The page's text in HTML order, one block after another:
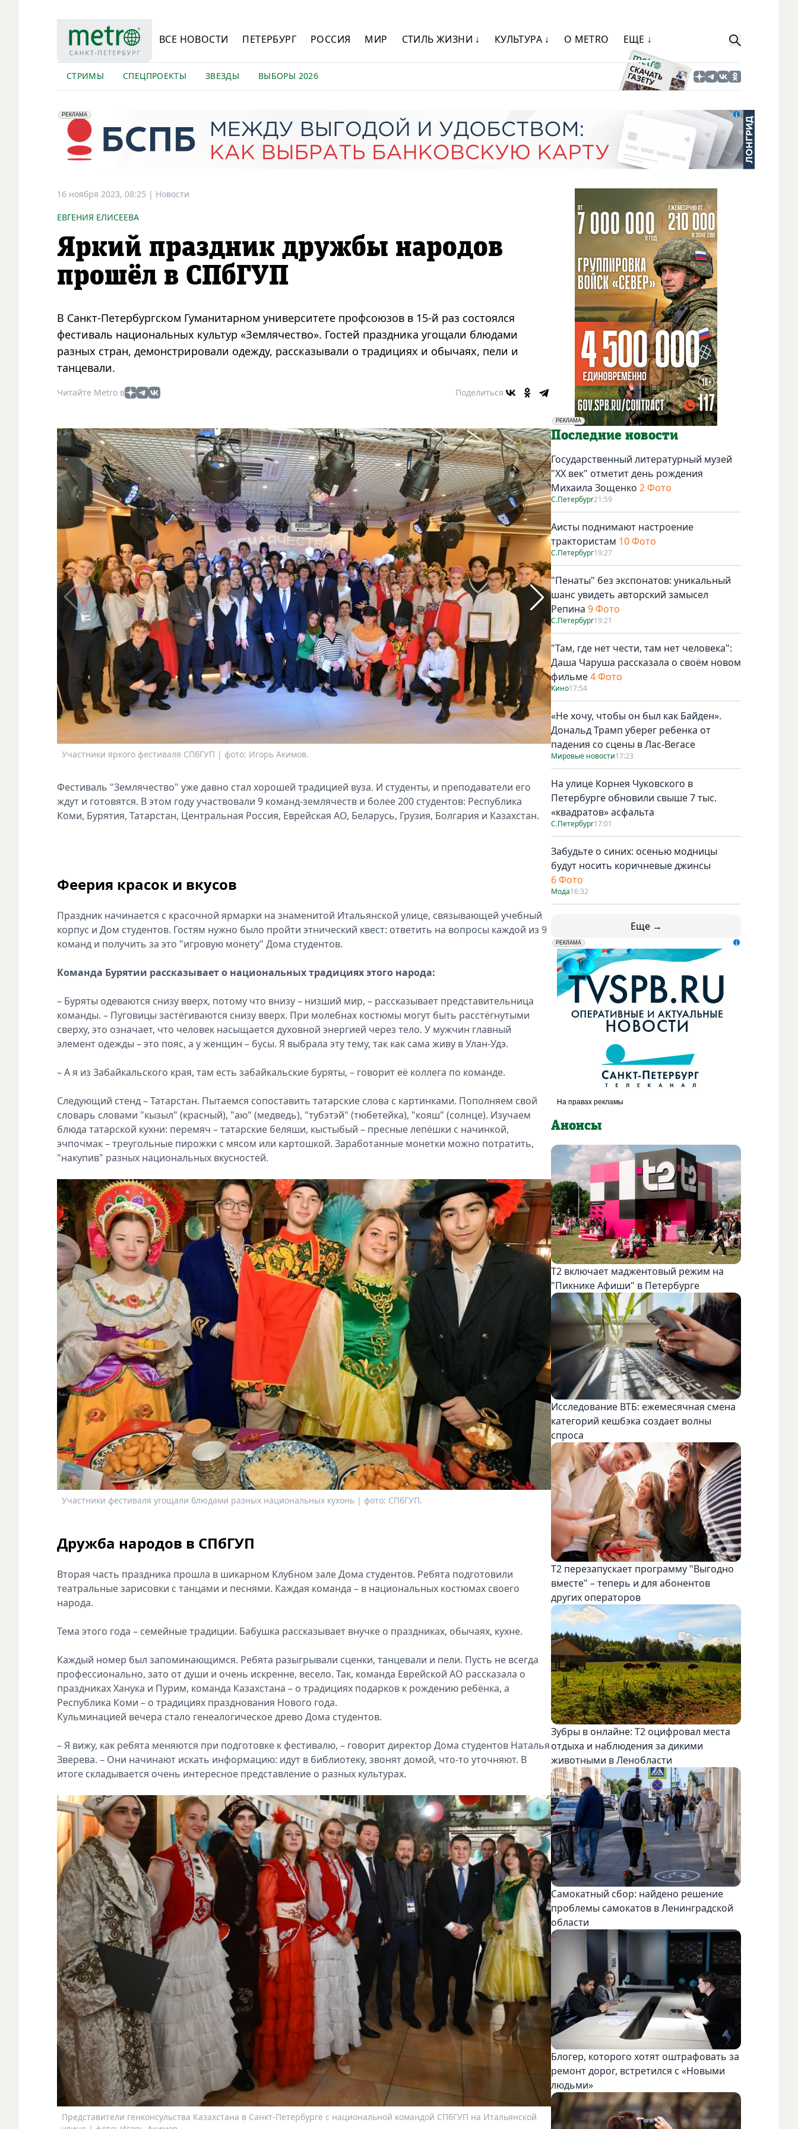
ВСЕ НОВОСТИ ПЕТЕРБУРГ РОССИЯ МИР СТИЛЬ ЖИЗНИ ↓ КУЛЬТУРА ↓ О METRO ЕЩЕ ↓
СТРИМЫ СПЕЦПРОЕКТЫ ЗВЕЗДЫ ВЫБОРЫ 2026
erid: 2VfnxyFybV5
РЕКЛАМА
ПАО "Банк "Санкт-Петербург", ИНН: 7831000027
16 ноября 2023, 08:25 | Новости
ЕВГЕНИЯ ЕЛИСЕЕВА
Яркий праздник дружбы народов
прошёл в СПбГУП
В Санкт-Петербургском Гуманитарном университете профсоюзов в 15-й раз состоялся
фестиваль национальных культур «Землячество». Гостей праздника угощали блюдами
разных стран, демонстрировали одежду, рассказывали о традициях и обычаях, пели и
танцевали.
Читайте Metro в Поделиться
Участники яркого фестиваля СПбГУП | фото: Игорь Акимов. Студенты СПбГУП – представители команды Белоруссии
Фестиваль "Землячество" уже давно стал хорошей традицией вуза. И студенты, и преподаватели его
ждут и готовятся. В этом году участвовали 9 команд-землячеств и более 200 студентов: Республика
Коми, Бурятия, Татарстан, Центральная Россия, Еврейская АО, Беларусь, Грузия, Болгария и Казахстан.
Феерия красок и вкусов
Праздник начинается с красочной ярмарки на знаменитой Итальянской улице, связывающей учебный
корпус и Дом студентов. Гостям нужно было пройти этнический квест: ответить на вопросы каждой из 9
команд и получить за это "игровую монету" Дома студентов.
Команда Бурятии рассказывает о национальных традициях этого народа:
– Буряты одеваются снизу вверх, потому что внизу – низший мир, – рассказывает представительница
команды. – Пуговицы застёгиваются снизу вверх. При молебнах костюмы могут быть расстёгнутыми
сверху, это означает, что человек насыщается духовной энергией через тело. У мужчин главный
элемент одежды – это пояс, а у женщин – бусы. Я выбрала эту тему, так как сама живу в Улан-Удэ.
– А я из Забайкальского края, там есть забайкальские буряты, – говорит её коллега по команде.
Следующий стенд – Татарстан. Пытаемся сопоставить татарские слова с картинками. Пополняем свой
словарь словами "кызыл" (красный), "аю" (медведь), "тубэтэй" (тюбетейка), "кояш" (солнце). Изучаем
блюда татарской кухни: перемяч – татарские беляши, кыстыбый – пресные лепёшки с начинкой,
эчпочмак – треугольные пирожки с мясом или картошкой. Заработанные монетки можно потратить,
"накупив" разных национальных вкусностей.
Участники фестиваля угощали блюдами разных национальных кухонь | фото: СПбГУП.
Дружба народов в СПбГУП
Вторая часть праздника прошла в шикарном Клубном зале Дома студентов. Ребята подготовили
театральные зарисовки с танцами и песнями. Каждая команда – в национальных костюмах своего
народа.
Тема этого года – семейные традиции. Бабушка рассказывает внучке о праздниках, обычаях, кухне.
Каждый номер был запоминающимся. Ребята разыгрывали сценки, танцевали и пели. Пусть не всегда
профессионально, зато от души и очень искренне, весело. Так, команда Еврейской АО рассказала о
праздниках Ханука и Пурим, команда Казахстана – о традициях подарков к рождению ребёнка, а
Республика Коми – о традициях празднования Нового года.
Кульминацией вечера стало генеалогическое древо Дома студентов.
– Я вижу, как ребята меняются при подготовке к фестивалю, – говорит директор Дома студентов Наталья
Зверева. – Они начинают искать информацию: идут в библиотеку, звонят домой, что-то уточняют. В
итоге складывается очень интересное представление о разных культурах.
Представители генконсульства Казахстана в Санкт-Петербурге с национальной командой СПбГУП на Итальянской
РЕКЛАМА
Социальная реклама
Последние новости
Государственный литературный музей
"ХХ век" отметит день рождения
Михаила Зощенко 2 Фото
С.Петербург21:59
Аисты поднимают настроение
трактористам 10 Фото
С.Петербург19:27
"Пенаты" без экспонатов: уникальный
шанс увидеть авторский замысел
Репина 9 Фото
С.Петербург19:21
"Там, где нет чести, там нет человека":
Даша Чаруша рассказала о своём новом
фильме4 Фото
Кино17:54
«Не хочу, чтобы он был как Байден».
Дональд Трамп уберег ребенка от
падения со сцены в Лас-Вегасе
Мировые новости17:23
На улице Корнея Чуковского в
Петербурге обновили свыше 7 тыс.
«квадратов» асфальта
С.Петербург17:01
Забудьте о синих: осенью модницы
будут носить коричневые джинсы
6 Фото
Мода16:32
Еще →
erid: LdtCK5udn
РЕКЛАМА
АО "ГАТР", ИНН: 7841320717
Анонсы
Т2 включает маджентовый режим на
"Пикнике Афиши" в Петербурге
Исследование ВТБ: ежемесячная смена
категорий кешбэка создает волны
спроса
Т2 перезапускает программу "Выгодно
вместе" – теперь и для абонентов
других операторов
Зубры в онлайне: Т2 оцифровал места
отдыха и наблюдения за дикими
животными в Ленобласти
Самокатный сбор: найдено решение
проблемы самокатов в Ленинградской
области
Блогер, которого хотят оштрафовать за
ремонт дорог, встретился с «Новыми
людьми»